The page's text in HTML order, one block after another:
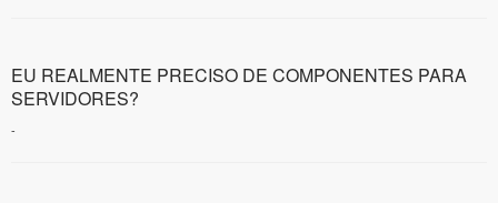
EU REALMENTE PRECISO DE COMPONENTES PARA
SERVIDORES?
-